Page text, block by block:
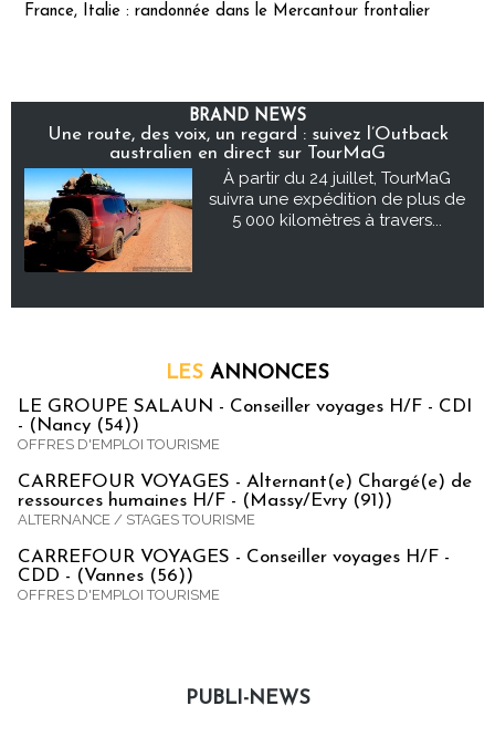
France, Italie : randonnée dans le Mercantour frontalier
BRAND NEWS
Une route, des voix, un regard : suivez l’Outback
australien en direct sur TourMaG
À partir du 24 juillet, TourMaG
suivra une expédition de plus de
5 000 kilomètres à travers...
LES ANNONCES
LE GROUPE SALAUN - Conseiller voyages H/F - CDI
- (Nancy (54))
OFFRES D'EMPLOI TOURISME
CARREFOUR VOYAGES - Alternant(e) Chargé(e) de
ressources humaines H/F - (Massy/Evry (91))
ALTERNANCE / STAGES TOURISME
CARREFOUR VOYAGES - Conseiller voyages H/F -
CDD - (Vannes (56))
OFFRES D'EMPLOI TOURISME
PUBLI-NEWS